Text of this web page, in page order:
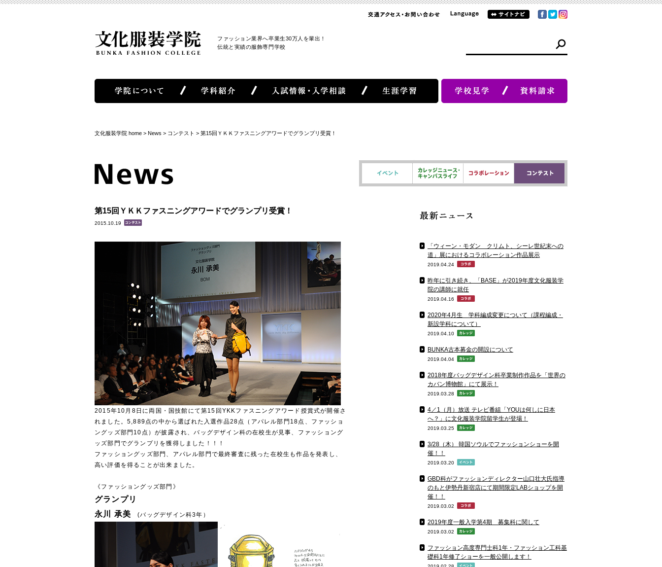
ファッション業界へ卒業生30万人を輩出！
伝統と実績の服飾専門学校
文化服装学院 home > News > コンテスト > 第15回ＹＫＫファスニングアワードでグランプリ受賞！
第15回ＹＫＫファスニングアワードでグランプリ受賞！
2015.10.19
2015年10月8日に両国・国技館にて第15回YKKファスニングアワード授賞式が開催さ
れました。5,889点の中から選ばれた入選作品28点（アパレル部門18点、ファッショ
ングッズ部門10点）が披露され、バッグデザイン科の在校生が見事、ファッショング
ッズ部門でグランプリを獲得しました！！！
ファッショングッズ部門、アパレル部門で最終審査に残った在校生も作品を発表し、
高い評価を得ることが出来ました。
《ファッショングッズ部門》
グランプリ
永川 承美 (バッグデザイン科3年）
「ウィーン・モダン クリムト、シーレ世紀末への
道」展におけるコラボレーション作品展示
2019.04.24
昨年に引き続き、「BASE」が2019年度文化服装学
院の講師に就任
2019.04.16
2020年4月生 学科編成変更について（課程編成・
新設学科について）
2019.04.10
BUNKA古本募金の開設について
2019.04.04
2018年度バッグデザイン科卒業制作作品を「世界の
カバン博物館」にて展示！
2019.03.28
4／1（月）放送 テレビ番組「YOUは何しに日本
へ？」に文化服装学院留学生が登場！
2019.03.25
3/28（木） 韓国ソウルでファッションショーを開
催！！
2019.03.20
GBD科がファッションディレクター山口壮大氏指導
のもと伊勢丹新宿店にて期間限定LABショップを開
催！！
2019.03.02
2019年度一般入学第4期 募集科に関して
2019.03.02
ファッション高度専門士科1年・ファッション工科基
礎科1年修了ショーを一般公開します！